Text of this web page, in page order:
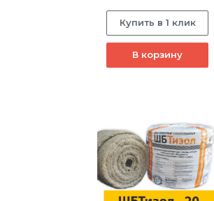
Купить в 1 клик
В корзину